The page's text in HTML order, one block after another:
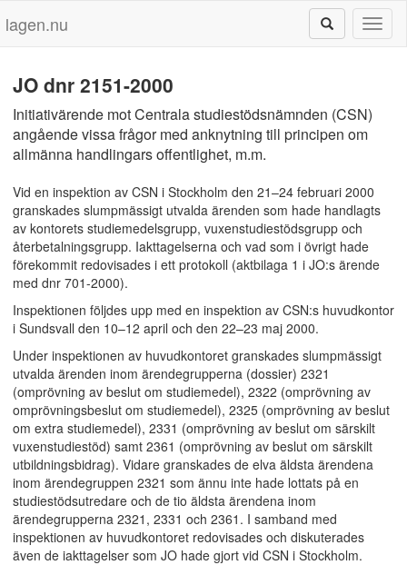
lagen.nu
JO dnr 2151-2000
Initiativärende mot Centrala studiestödsnämnden (CSN)
angående vissa frågor med anknytning till principen om
allmänna handlingars offentlighet, m.m.
Vid en inspektion av CSN i Stockholm den 21–24 februari 2000
granskades slumpmässigt utvalda ärenden som hade handlagts
av kontorets studiemedelsgrupp, vuxenstudiestödsgrupp och
återbetalningsgrupp. Iakttagelserna och vad som i övrigt hade
förekommit redovisades i ett protokoll (aktbilaga 1 i JO:s ärende
med dnr 701-2000).
Inspektionen följdes upp med en inspektion av CSN:s huvudkontor
i Sundsvall den 10–12 april och den 22–23 maj 2000.
Under inspektionen av huvudkontoret granskades slumpmässigt
utvalda ärenden inom ärendegrupperna (dossier) 2321
(omprövning av beslut om studiemedel), 2322 (omprövning av
omprövningsbeslut om studiemedel), 2325 (omprövning av beslut
om extra studiemedel), 2331 (omprövning av beslut om särskilt
vuxenstudiestöd) samt 2361 (omprövning av beslut om särskilt
utbildningsbidrag). Vidare granskades de elva äldsta ärendena
inom ärendegruppen 2321 som ännu inte hade lottats på en
studiestödsutredare och de tio äldsta ärendena inom
ärendegrupperna 2321, 2331 och 2361. I samband med
inspektionen av huvudkontoret redovisades och diskuterades
även de iakttagelser som JO hade gjort vid CSN i Stockholm.